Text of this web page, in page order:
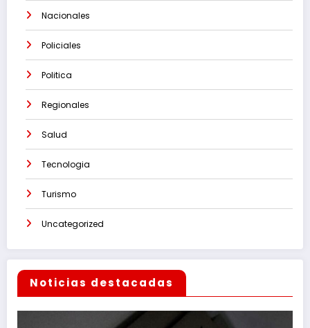
Nacionales
Policiales
Politica
Regionales
Salud
Tecnologia
Turismo
Uncategorized
Noticias destacadas